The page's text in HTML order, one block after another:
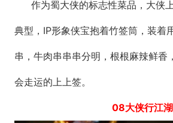
作为蜀大侠的标志性菜品，大侠
典型，IP形象侠宝抱着竹签筒，装着
串，牛肉串串串分明，根根麻辣鲜香
会走运的上上签。
08大侠行江湖